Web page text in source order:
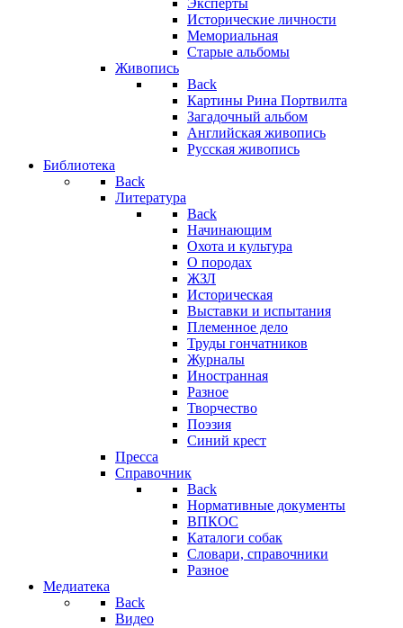
Эксперты
Исторические личности
Мемориальная
Старые альбомы
Живопись
Back
Картины Рина Портвилта
Загадочный альбом
Английская живопись
Русская живопись
Библиотека
Back
Литература
Back
Начинающим
Охота и культура
О породах
ЖЗЛ
Историческая
Выставки и испытания
Племенное дело
Труды гончатников
Журналы
Иностранная
Разное
Творчество
Поэзия
Синий крест
Пресса
Справочник
Back
Нормативные документы
ВПКОС
Каталоги собак
Словари, справочники
Разное
Медиатека
Back
Видео